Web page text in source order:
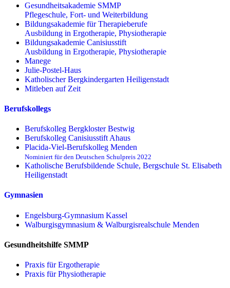
Gesundheitsakademie SMMP
Pflegeschule, Fort- und Weiterbildung
Bildungsakademie für Therapieberufe
Ausbildung in Ergotherapie, Physiotherapie
Bildungsakademie Canisiusstift
Ausbildung in Ergotherapie, Physiotherapie
Manege
Julie-Postel-Haus
Katholischer Bergkindergarten Heiligenstadt
Mitleben auf Zeit
Berufskollegs
Berufskolleg Bergkloster Bestwig
Berufskolleg Canisiusstift Ahaus
Placida-Viel-Berufskolleg Menden
Nominiert für den Deutschen Schulpreis 2022
Katholische Berufsbildende Schule, Bergschule St. Elisabeth
Heiligenstadt
Gymnasien
Engelsburg-Gymnasium Kassel
Walburgisgymnasium & Walburgisrealschule Menden
Gesundheitshilfe SMMP
Praxis für Ergo­therapie
Praxis für Physio­therapie